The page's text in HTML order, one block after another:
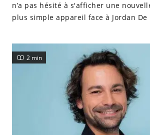
n’a pas hésité à s'afficher une
plus simple appareil face à Jordan De
2 min